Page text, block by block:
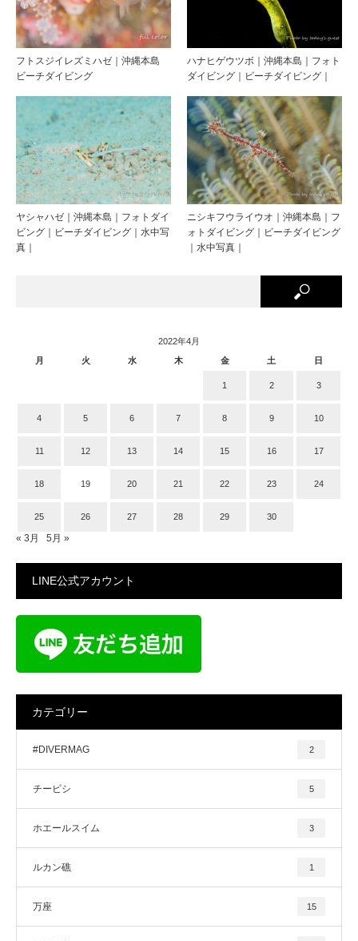
フトスジイレズミハゼ｜沖縄本島
ビーチダイビング
ハナヒゲウツボ｜沖縄本島｜フォト
ダイビング｜ビーチダイビング｜
ヤシャハゼ｜沖縄本島｜フォトダイ
ビング｜ビーチダイビング｜水中写
真｜
ニシキフウライウオ｜沖縄本島｜フ
ォトダイビング｜ビーチダイビング
｜水中写真｜
2022年4月
月
火 水 木 金 土 日
1 2 3
4 5 6 7 8 9 10
11 12 13 14 15 16 17
18 19 20 21 22 23 24
25 26 27 28 29 30
« 3月 5月 »
LINE公式アカウント
カテゴリー
#DIVERMAG 2
チービシ 5
ホエールスイム 3
ルカン礁 1
万座 15